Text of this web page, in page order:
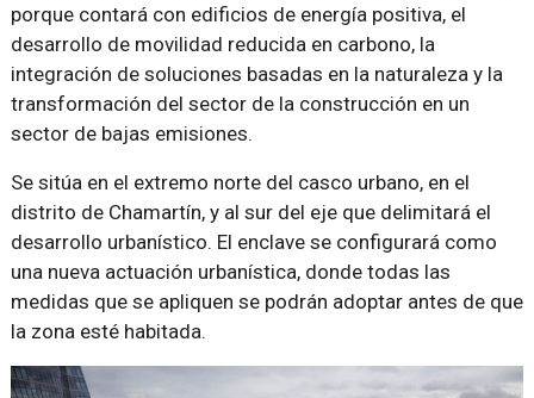
porque contará con edificios de energía positiva, el
desarrollo de movilidad reducida en carbono, la
integración de soluciones basadas en la naturaleza y la
transformación del sector de la construcción en un
sector de bajas emisiones.
Se sitúa en el extremo norte del casco urbano, en el
distrito de Chamartín, y al sur del eje que delimitará el
desarrollo urbanístico. El enclave se configurará como
una nueva actuación urbanística, donde todas las
medidas que se apliquen se podrán adoptar antes de que
la zona esté habitada.